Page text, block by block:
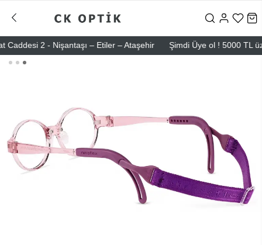
2 - Nişantaşı – Etiler – Ataşehir Şimdi Üye ol ! 5000 TL üzeri